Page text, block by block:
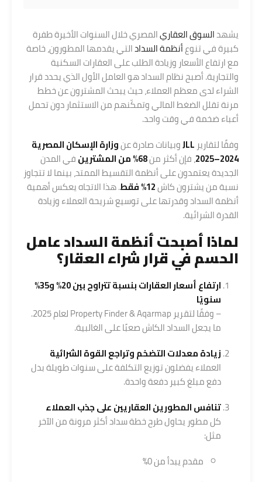
يشهدالسوق العقاريالمصري خلال السنوات الأخيرة طفرة
كبيرة في تنوعأنظمة السدادالتي يقدمها المطورون، خاصة
مع ارتفاع الأسعار وزيادة الطلب على العقارات السكنية
والتجارية. أصبح نظام السداد هو العامل الأول الذي يحدد قرار
الشراء لدى معظم العملاء، حيث يبحث المشترون عن خطط
مرنة تقلل الضغط المالي وتمكّنهم من الاستثمار دون تحمل
أعباء ضخمة في وقت واحد.
وفقًا لتقارير JLLوبيانات صادرة عنوزارة الإسكان المصرية
2024–2025
، فإن أكثر من68% من المشترين
في المدن
الجديدة يعتمدون على أنظمة التقسيط الممتد، بينما لا تتجاوز
نسبة من يشترون كاش12% فقط
. هذا الاتجاه يعكس أهمية
أنظمة السداد وقدرتها على توسيع شريحة العملاء وزيادة
القدرة الشرائية.
لماذا أصبحتأنظمة السدادعامل
الحسم في قرار شراء العقار؟
ارتفاع أسعار العقارات بنسبة تتراوح بين 20% و35%
سنويًا
– وفقًا لتقرير Property Finder & Aqarmap لعام 2025.
ما يجعل السداد الكاش صعبًا على الغالبية.
زيادة معدلات التضخم وتراجع القوة الشرائية
العملاء يفضلون توزيع التكلفة على سنوات طويلة بدل
دفع مبلغ كبير دفعة واحدة.
تنافس المطورين العقاريين على جذب العملاء
كل مطور يحاول طرح خطة سداد أكثر مرونة من الآخر
مثل:
مقدم يبدأ من 0%